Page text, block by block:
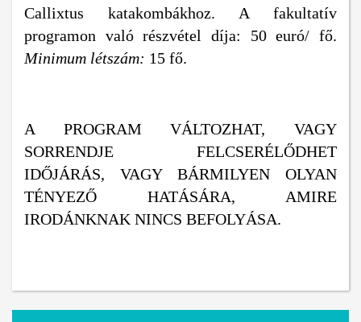
Callixtus katakombákhoz. A fakultatív
programon való részvétel díja: 50 euró/ fő.
Minimum létszám: 15 fő.
A PROGRAM VÁLTOZHAT, VAGY
SORRENDJE FELCSERÉLŐDHET
IDŐJÁRÁS, VAGY BÁRMILYEN OLYAN
TÉNYEZŐ HATÁSÁRA, AMIRE
IRODÁNKNAK NINCS BEFOLYÁSA.